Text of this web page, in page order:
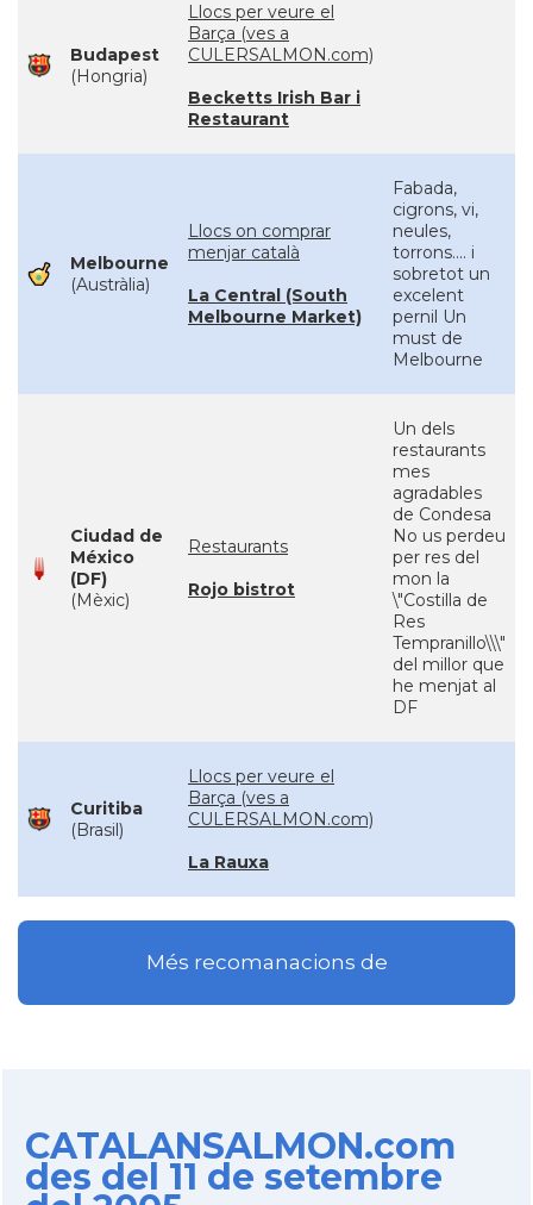
Budapest
(Hongria)
Llocs per veure el
Barça (ves a
CULERSALMON.com)
Becketts Irish Bar i
Restaurant
Melbourne
(Austràlia)
Llocs on comprar
menjar català
La Central (South
Melbourne Market)
Fabada,
cigrons, vi,
neules,
torrons.... i
sobretot un
excelent
pernil Un
must de
Melbourne
Ciudad de
México
(DF)
(Mèxic)
Restaurants
Rojo bistrot
Un dels
restaurants
mes
agradables
de Condesa
No us perdeu
per res del
mon la
\"Costilla de
Res
Tempranillo\\\"
del millor que
he menjat al
DF
Curitiba
(Brasil)
Llocs per veure el
Barça (ves a
CULERSALMON.com)
La Rauxa
Més recomanacions de
CATALANSALMON.com
des del 11 de setembre